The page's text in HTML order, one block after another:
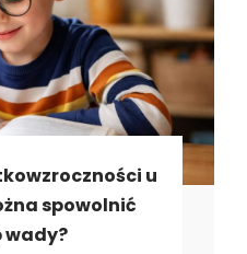
u
spowolnić
wady?